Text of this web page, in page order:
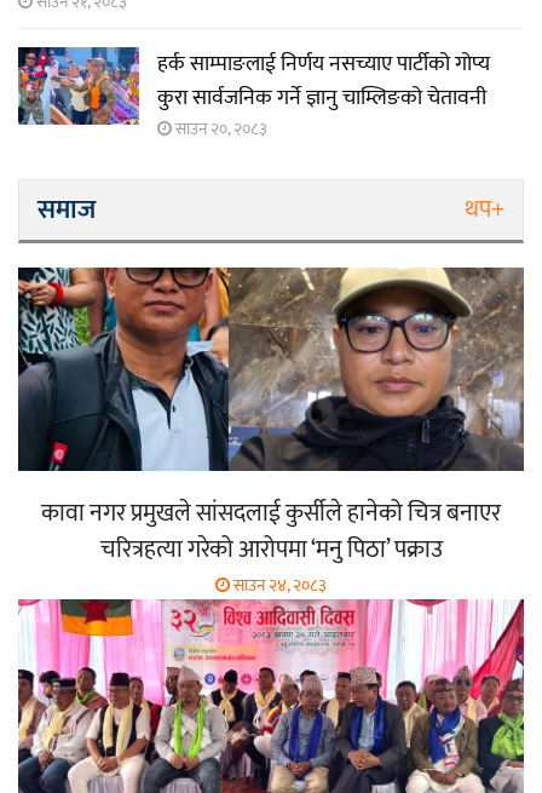
हर्क साम्पाङलाई निर्णय नसच्याए पार्टीको गोप्य
कुरा सार्वजनिक गर्ने ज्ञानु चाम्लिङको चेतावनी
साउन २०, २०८३
समाज थप+
कावा नगर प्रमुखले सांसदलाई कुर्सीले हानेको चित्र बनाएर
चरित्रहत्या गरेको आरोपमा ‘मनु पिठा’ पक्राउ
साउन २४, २०८३